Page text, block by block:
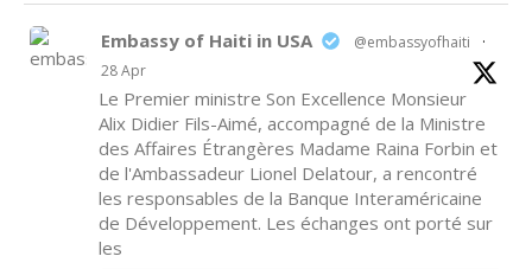
Embassy of Haiti in USA @embassyofhaiti
·
28 Apr
Le Premier ministre Son Excellence Monsieur
Alix Didier Fils-Aimé, accompagné de la Ministre
des Affaires Étrangères Madame Raina Forbin et
de l'Ambassadeur Lionel Delatour, a rencontré
les responsables de la Banque Interaméricaine
de Développement. Les échanges ont porté sur
les